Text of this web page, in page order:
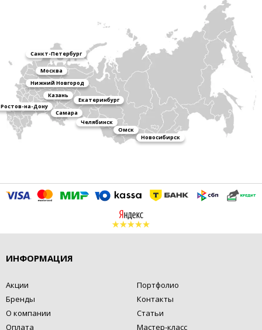
Санкт-Петербург
Москва
Нижний Новгород
Казань
Екатеринбург
Ростов-на-Дону
Самара
Челябинск
Омск
Новосибирск
ИНФОРМАЦИЯ
Акции
Бренды
О компании
Оплата
Портфолио
Контакты
Статьи
Мастер-класс